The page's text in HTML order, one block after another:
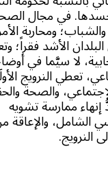
جسدها. في مجال
ومحاربة
الأشد فقراً؛
لا سيَّما في
تعطي النرويج
والصحة
إنهاء ممارسة تشويه
الشامل، والإعاقة
النرويج.